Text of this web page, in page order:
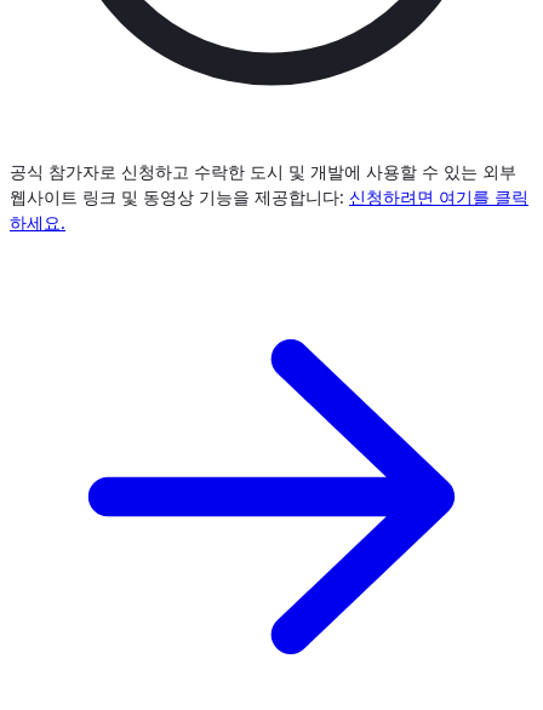
공식 참가자로 신청하고 수락한 도시 및 개발에 사용할 수 있는 외부
웹사이트 링크 및 동영상 기능을 제공합니다: 신청하려면 여기를 클릭
하세요.